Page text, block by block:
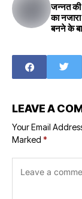
जन्नत की
का नजारा 10 के टनल
बनने के
of
even
the
of 10
know
LEAVE A
Your Email
Marked *